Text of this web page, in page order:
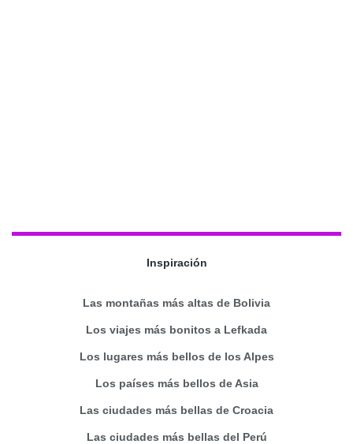
Inspiración
Las montañas más altas de Bolivia
Los viajes más bonitos a Lefkada
Los lugares más bellos de los Alpes
Los países más bellos de Asia
Las ciudades más bellas de Croacia
Las ciudades más bellas del Perú